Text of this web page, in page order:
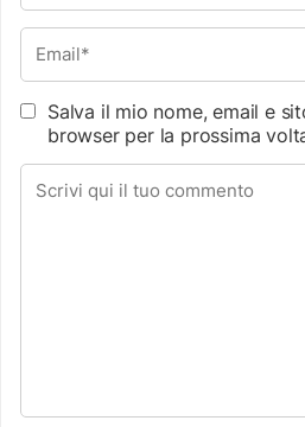
Salva il mio nome, email e
browser per la prossima